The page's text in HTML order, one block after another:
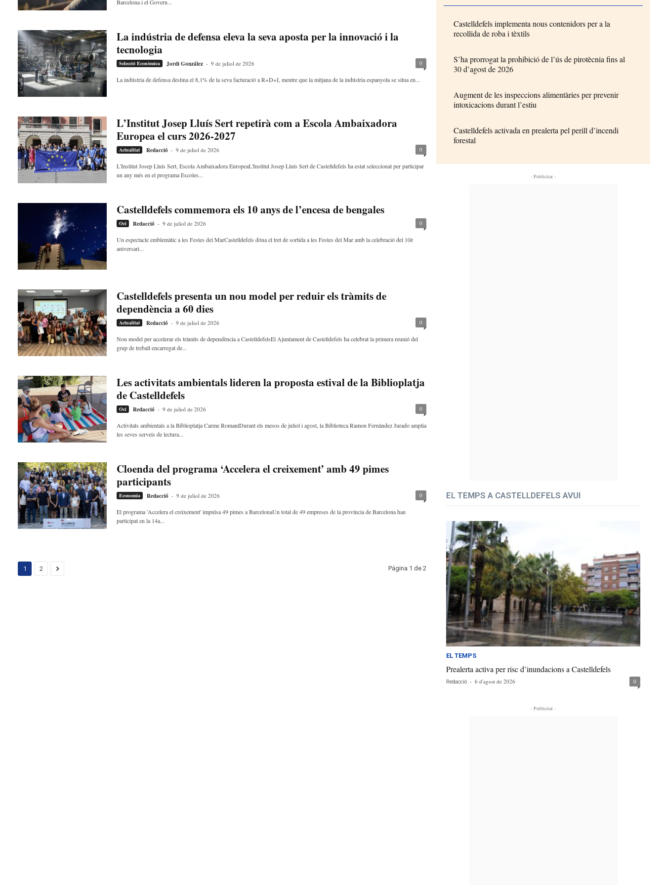
Barcelona i el Govern...
La indústria de defensa eleva la seva aposta per la innovació i la
tecnologia
Selecció Econòmica Jordi González - 9 de juliol de 2026 0
La indústria de defensa destina el 8,1% de la seva facturació a R+D+I, mentre que la mitjana de la indústria espanyola se situa en...
L’Institut Josep Lluís Sert repetirà com a Escola Ambaixadora
Europea el curs 2026-2027
Actualitat Redacció - 9 de juliol de 2026 0
L'Institut Josep Lluís Sert, Escola Ambaixadora EuropeaL'Institut Josep Lluís Sert de Castelldefels ha estat seleccionat per participar
un any més en el programa Escoles...
Castelldefels commemora els 10 anys de l’encesa de bengales
Oci Redacció - 9 de juliol de 2026 0
Un espectacle emblemàtic a les Festes del MarCastelldefels dóna el tret de sortida a les Festes del Mar amb la celebració del 10è
aniversari...
Castelldefels presenta un nou model per reduir els tràmits de
dependència a 60 dies
Actualitat Redacció - 9 de juliol de 2026 0
Nou model per accelerar els tràmits de dependència a CastelldefelsEl Ajuntament de Castelldefels ha celebrat la primera reunió del
grup de treball encarregat de...
Les activitats ambientals lideren la proposta estival de la Biblioplatja
de Castelldefels
Oci Redacció - 9 de juliol de 2026 0
Activitats ambientals a la Biblioplatja Carme RomaníDurant els mesos de juliol i agost, la Biblioteca Ramon Fernàndez Jurado amplia
les seves serveis de lectura...
Cloenda del programa ‘Accelera el creixement’ amb 49 pimes
participants
Economia Redacció - 9 de juliol de 2026 0
El programa 'Accelera el creixement' impulsa 49 pimes a BarcelonaUn total de 49 empreses de la província de Barcelona han
participat en la 14a...
1 2 Página 1 de 2
Castelldefels implementa nous contenidors per a la
recollida de roba i tèxtils
S’ha prorrogat la prohibició de l’ús de pirotècnia fins al
30 d’agost de 2026
Augment de les inspeccions alimentàries per prevenir
intoxicacions durant l’estiu
Castelldefels activada en prealerta pel perill d’incendi
forestal
- Publicitat -
EL TEMPS A CASTELLDEFELS AVUI
EL TEMPS
Prealerta activa per risc d’inundacions a Castelldefels
Redacció - 6 d'agost de 2026 0
- Publicitat -